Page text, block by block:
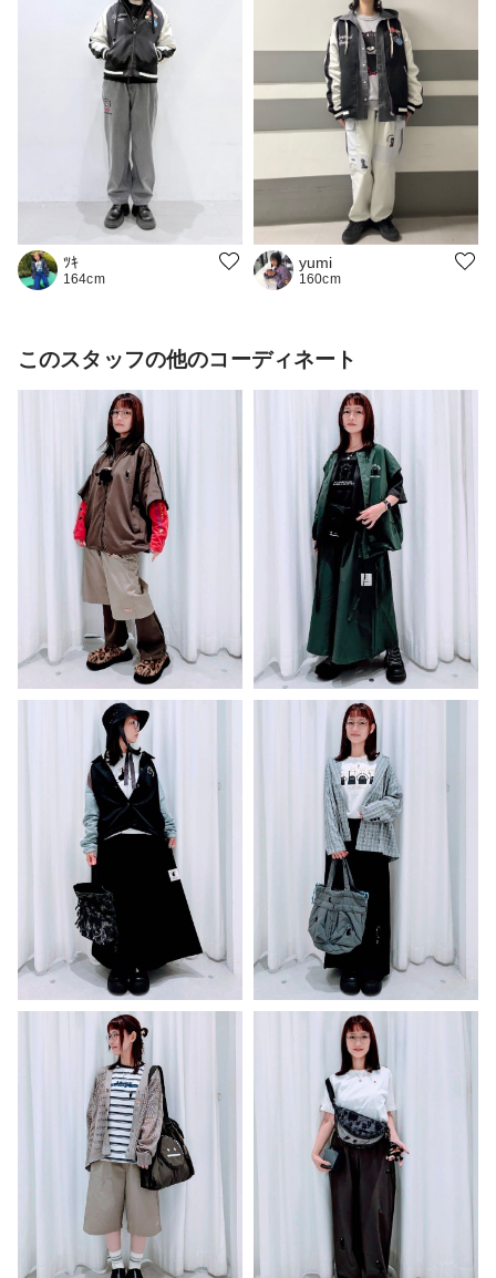
ﾂｷ
164cm
yumi
160cm
このスタッフの他のコーディネート